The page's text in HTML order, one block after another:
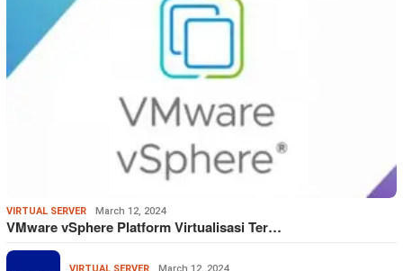
VIRTUAL SERVER March 12, 2024
VMware vSphere Platform Virtualisasi Ter…